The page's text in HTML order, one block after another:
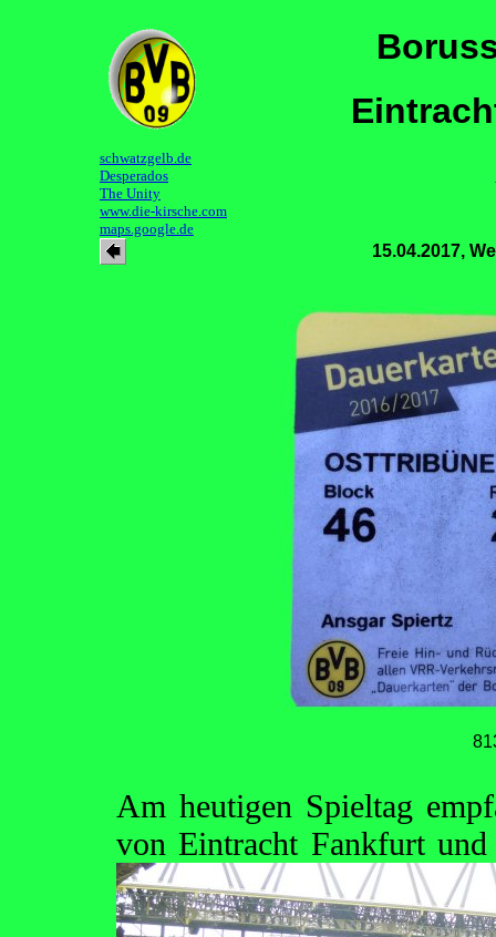
schwatzgelb.de
Desperados
The Unity
www.die-kirsche.com
maps.google.de
15.04.2017,
Am heutigen Spieltag
von Eintracht Fankfurt